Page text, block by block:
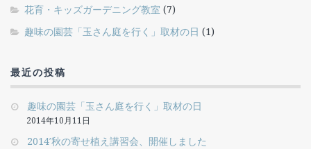
花育・キッズガーデニング教室 (7)
趣味の園芸「玉さん庭を行く」取材の日 (1)
最近の投稿
趣味の園芸「玉さん庭を行く」取材の日
2014年10月11日
2014′秋の寄せ植え講習会、開催しました